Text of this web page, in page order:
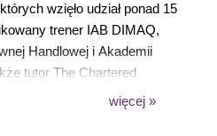
wzięło udział ponad 15
trener IAB DIMAQ,
Handlowej i Akademii
tutor The Chartered
Digital Strategy wwięcej »